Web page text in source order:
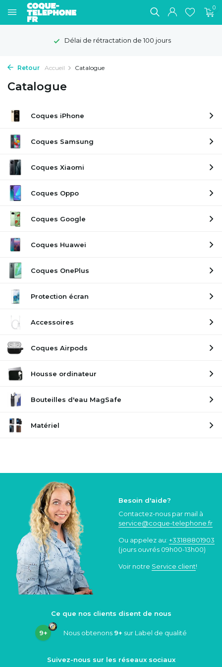
0
Délai de rétractation de 100 jours
Retour Accueil Catalogue
Catalogue
Coques iPhone
Coques Samsung
Coques Xiaomi
Coques Oppo
Coques Google
Coques Huawei
Coques OnePlus
Protection écran
Accessoires
Coques Airpods
Housse ordinateur
Bouteilles d'eau MagSafe
Matériel
Besoin d'aide?
Contactez-nous par mail à
service@coque-telephone.fr
Ou appelez au: +33188801903
(jours ouvrés 09h00-13h00)
Voir notre Service client!
Ce que nos clients disent de nous
9+ Nous obtenons 9+ sur Label de qualité
Suivez-nous sur les réseaux sociaux